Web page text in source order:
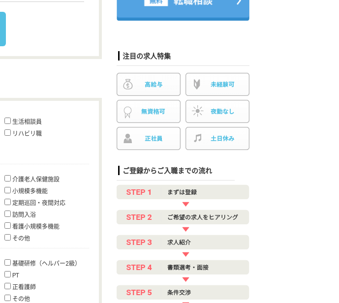
生活相談員
リハビリ職
介護老人保健施設
小規模多機能
定期巡回・夜間対応
訪問入浴
看護小規模多機能
その他
基礎研修（ヘルパー2級）
PT
正看護師
その他
注目の求人特集
ご登録からご入職までの流れ